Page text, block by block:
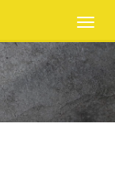
Toggle